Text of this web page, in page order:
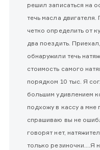
решил записаться на
течь масла
четко определить от
два поездить.
обнаружили течь
стоимость самого
порядком 10 тыс. Я
большим удивлением
подхожу в кассу а мне
спрашиваю вы не
говорят нет,
только резиночки....Я